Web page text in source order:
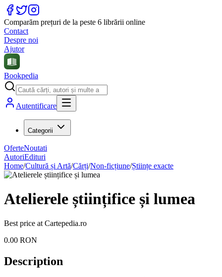
Comparăm prețuri de la peste 6 librării online
Contact
Despre noi
Ajutor
Bookpedia
Autentificare
Categorii
OferteNoutati
AutoriEdituri
Home/Cultură și Artă/Cărți/Non-ficțiune/Științe exacte
Atelierele științifice și lumea
Best price at Cartepedia.ro
0.00 RON
Description